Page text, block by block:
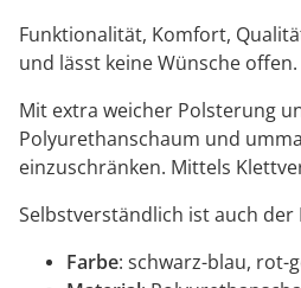
Funktionalität, Komfort,
und lässt keine Wünsche
Mit extra weicher Polsterung
Polyurethanschaum und
einzuschränken. Mittels
Selbstverständlich ist auch
Farbe: schwarz-blau, rot-